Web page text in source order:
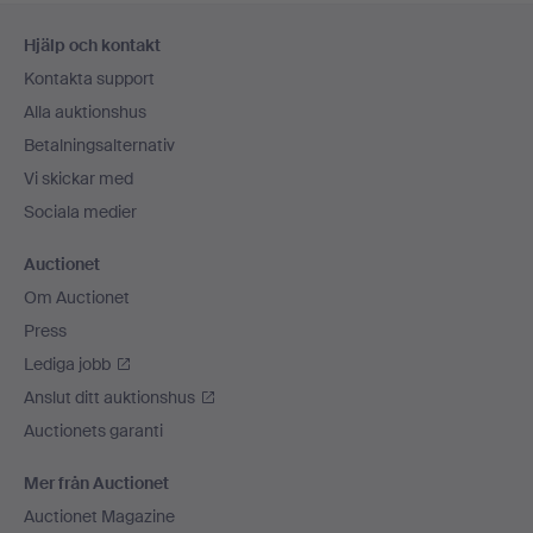
Hjälp och kontakt
Kontakta support
Alla auktionshus
Betalningsalternativ
Vi skickar med
Sociala medier
Auctionet
Om Auctionet
Press
Lediga jobb
Anslut ditt auktionshus
Auctionets garanti
Mer från Auctionet
Auctionet Magazine